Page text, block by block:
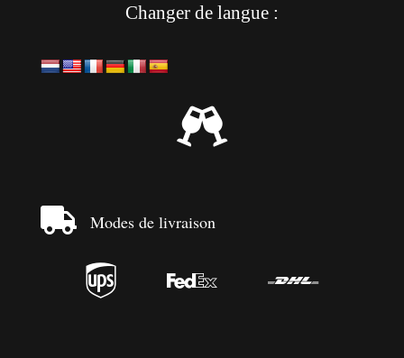
Changer de langue :

 Modes de livraison
  